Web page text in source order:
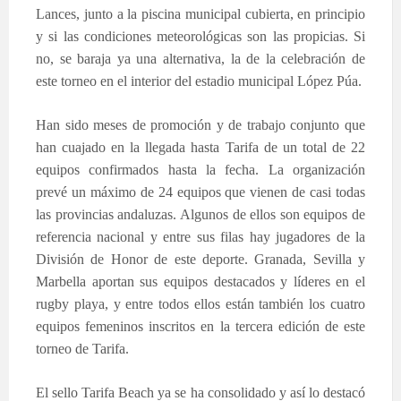
Lances, junto a la piscina municipal cubierta, en principio
y si las condiciones meteorológicas son las propicias. Si
no, se baraja ya una alternativa, la de la celebración de
este torneo en el interior del estadio municipal López Púa.
Han sido meses de promoción y de trabajo conjunto que
han cuajado en la llegada hasta Tarifa de un total de 22
equipos confirmados hasta la fecha. La organización
prevé un máximo de 24 equipos que vienen de casi todas
las provincias andaluzas. Algunos de ellos son equipos de
referencia nacional y entre sus filas hay jugadores de la
División de Honor de este deporte. Granada, Sevilla y
Marbella aportan sus equipos destacados y líderes en el
rugby playa, y entre todos ellos están también los cuatro
equipos femeninos inscritos en la tercera edición de este
torneo de Tarifa.
El sello Tarifa Beach ya se ha consolidado y así lo destacó